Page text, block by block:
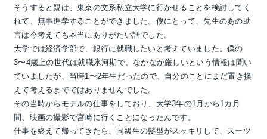
そうすると親は、東京の文系私立大学に行かせることを検討してく
れて、無事進学することができました。僕にとって、先生のあの助
言は今考えても本当にありがたい話でした。
大学では経済学部で、銀行に就職したいと考えていました。僕の
3〜4歳上の世代は就職氷河期で、なかなか厳しいという情報は聞い
ていましたが、当時1〜2年生だったので、自分のことにまだ置き換
えて考えるまでではありませんでした。
その当時からモデルの仕事をしており、大学3年の1月から1カ月
間、映画の撮影で宮崎に行くことになったんです。
仕事を終えて帰ってきたら、同級生の髪型がスッキリして、スーツ